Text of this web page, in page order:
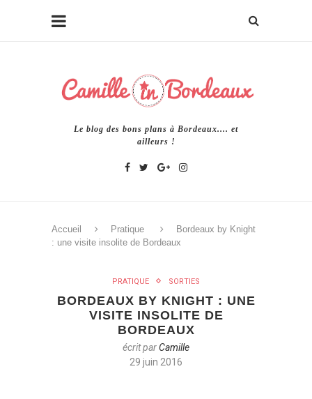
Le blog des bons plans à Bordeaux.... et
ailleurs !
Accueil Pratique
Bordeaux by Knight
: une visite insolite de Bordeaux
PRATIQUE SORTIES
BORDEAUX BY KNIGHT : UNE
VISITE INSOLITE DE
BORDEAUX
écrit parCamille
29 juin 2016